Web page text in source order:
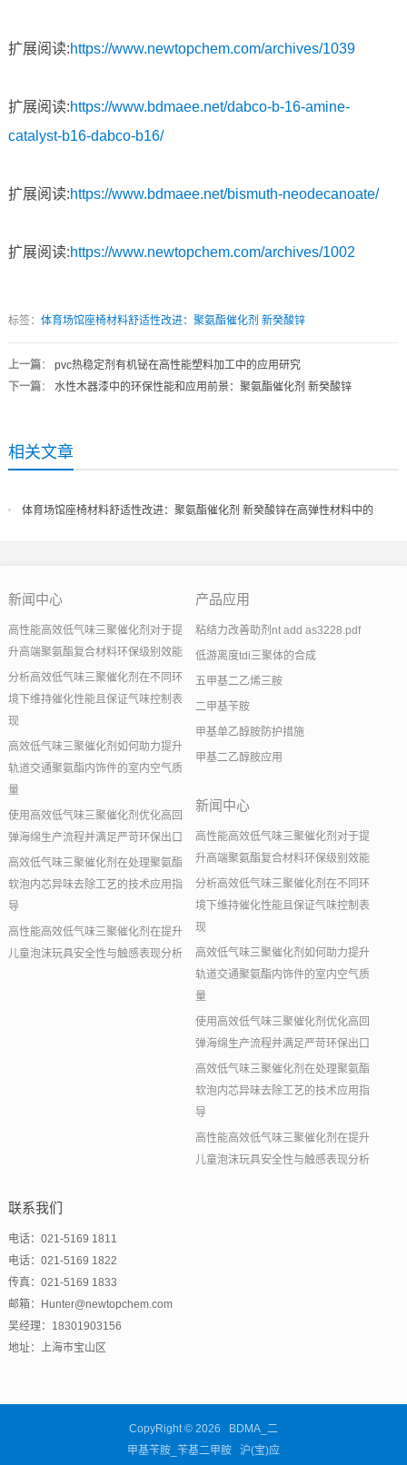
扩展阅读:https://www.newtopchem.com/archives/1039
扩展阅读:https://www.bdmaee.net/dabco-b-16-amine-
catalyst-b16-dabco-b16/
扩展阅读:https://www.bdmaee.net/bismuth-neodecanoate/
扩展阅读:https://www.newtopchem.com/archives/1002
标签： 体育场馆座椅材料舒适性改进：聚氨酯催化剂 新癸酸锌
上一篇： pvc热稳定剂有机铋在高性能塑料加工中的应用研究
下一篇： 水性木器漆中的环保性能和应用前景：聚氨酯催化剂 新癸酸锌
相关文章
体育场馆座椅材料舒适性改进：聚氨酯催化剂 新癸酸锌在高弹性材料中的
新闻中心
高性能高效低气味三聚催化剂对于提
升高端聚氨酯复合材料环保级别效能
分析高效低气味三聚催化剂在不同环
境下维持催化性能且保证气味控制表
现
高效低气味三聚催化剂如何助力提升
轨道交通聚氨酯内饰件的室内空气质
量
使用高效低气味三聚催化剂优化高回
弹海绵生产流程并满足严苛环保出口
高效低气味三聚催化剂在处理聚氨酯
软泡内芯异味去除工艺的技术应用指
导
高性能高效低气味三聚催化剂在提升
儿童泡沫玩具安全性与触感表现分析
产品应用
粘结力改善助剂nt add as3228.pdf
低游离度tdi三聚体的合成
五甲基二乙烯三胺
二甲基苄胺
甲基单乙醇胺防护措施
甲基二乙醇胺应用
新闻中心
高性能高效低气味三聚催化剂对于提
升高端聚氨酯复合材料环保级别效能
分析高效低气味三聚催化剂在不同环
境下维持催化性能且保证气味控制表
现
高效低气味三聚催化剂如何助力提升
轨道交通聚氨酯内饰件的室内空气质
量
使用高效低气味三聚催化剂优化高回
弹海绵生产流程并满足严苛环保出口
高效低气味三聚催化剂在处理聚氨酯
软泡内芯异味去除工艺的技术应用指
导
高性能高效低气味三聚催化剂在提升
儿童泡沫玩具安全性与触感表现分析
联系我们
电话：021-5169 1811
电话：021-5169 1822
传真：021-5169 1833
邮箱：Hunter@newtopchem.com
吴经理：18301903156
地址：上海市宝山区
CopyRight © 2026 BDMA_二
甲基苄胺_苄基二甲胺 沪(宝)应